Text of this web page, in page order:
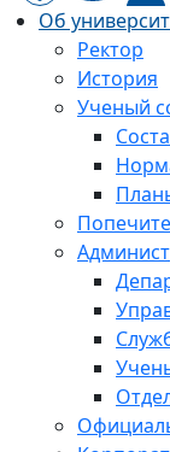
Об
Ректор
История
Ученый